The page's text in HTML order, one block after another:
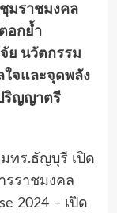
มราชมงคล
อกย้ำ
ย นวัตกรรม
ใจและจุดพลัง
ริญญาตรี
ทร.ธัญบุรี เปิด
รราชมงคล
2024 – เปิด